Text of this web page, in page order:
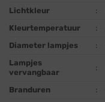
Lichtkleur
:
Kleurtemperatuur
:
Diameter lampjes
:
Lampjes
vervangbaar
:
Branduren :